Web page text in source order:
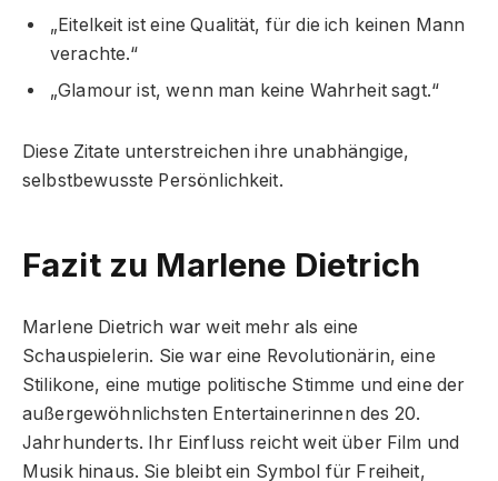
„Eitelkeit ist eine Qualität, für die ich keinen Mann
verachte.“
„Glamour ist, wenn man keine Wahrheit sagt.“
Diese Zitate unterstreichen ihre unabhängige,
selbstbewusste Persönlichkeit.
Fazit zu Marlene Dietrich
Marlene Dietrich war weit mehr als eine
Schauspielerin. Sie war eine Revolutionärin, eine
Stilikone, eine mutige politische Stimme und eine der
außergewöhnlichsten Entertainerinnen des 20.
Jahrhunderts. Ihr Einfluss reicht weit über Film und
Musik hinaus. Sie bleibt ein Symbol für Freiheit,